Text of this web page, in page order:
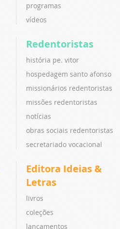
programas
vídeos
Redentoristas
história pe. vitor
hospedagem santo afonso
missionários redentoristas
missões redentoristas
notícias
obras sociais redentoristas
secretariado vocacional
Editora Ideias &
Letras
livros
coleções
lançamentos